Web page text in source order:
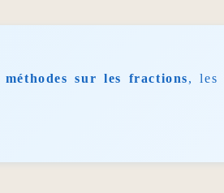
méthodes sur les fractions, les